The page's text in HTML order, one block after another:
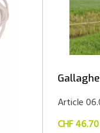
Article
CHF 46.70